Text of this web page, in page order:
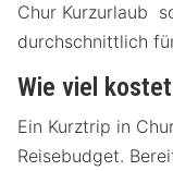
Chur Kurzurlaub
durchschnittlich
Wie viel
Ein Kurztrip in
Reisebudget.